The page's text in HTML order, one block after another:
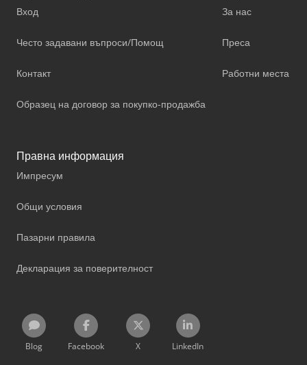
Вход
Често задавани въпроси/Помощ
Контакт
Образец на договор за покупко-продажба
За нас
Преса
Работни места
Правна информация
Импресум
Общи условия
Пазарни правила
Декларация за поверителност
Blog Facebook X LinkedIn